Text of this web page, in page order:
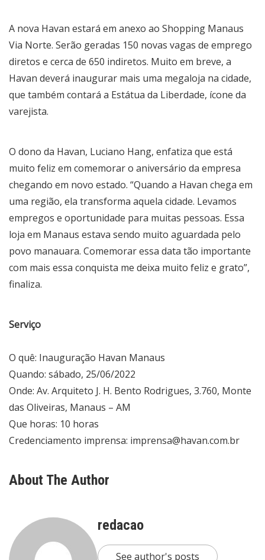
A nova Havan estará em anexo ao Shopping Manaus
Via Norte. Serão geradas 150 novas vagas de emprego
diretos e cerca de 650 indiretos. Muito em breve, a
Havan deverá inaugurar mais uma megaloja na cidade,
que também contará a Estátua da Liberdade, ícone da
varejista.
O dono da Havan, Luciano Hang, enfatiza que está
muito feliz em comemorar o aniversário da empresa
chegando em novo estado. “Quando a Havan chega em
uma região, ela transforma aquela cidade. Levamos
empregos e oportunidade para muitas pessoas. Essa
loja em Manaus estava sendo muito aguardada pelo
povo manauara. Comemorar essa data tão importante
com mais essa conquista me deixa muito feliz e grato”,
finaliza.
Serviço
O quê: Inauguração Havan Manaus
Quando: sábado, 25/06/2022
Onde: Av. Arquiteto J. H. Bento Rodrigues, 3.760, Monte
das Oliveiras, Manaus – AM
Que horas: 10 horas
Credenciamento imprensa: imprensa@havan.com.br
About The Author
redacao
See author's posts